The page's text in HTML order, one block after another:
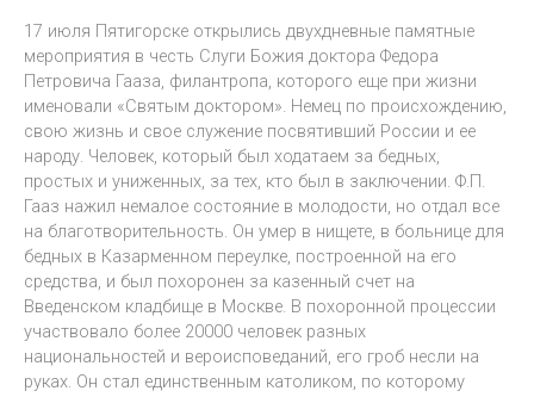
17 июля Пятигорске открылись двухдневные памятные
мероприятия в честь Слуги Божия доктора Федора
Петровича Гааза, филантропа, которого еще при жизни
именовали «Святым доктором». Немец по происхождению,
свою жизнь и свое служение посвятивший России и ее
народу. Человек, который был ходатаем за бедных,
простых и униженных, за тех, кто был в заключении. Ф.П.
Гааз нажил немалое состояние в молодости, но отдал все
на благотворительность. Он умер в нищете, в больнице для
бедных в Казарменном переулке, построенной на его
средства, и был похоронен за казенный счет на
Введенском кладбище в Москве. В похоронной процессии
участвовало более 20000 человек разных
национальностей и вероисповеданий, его гроб несли на
руках. Он стал единственным католиком, по которому